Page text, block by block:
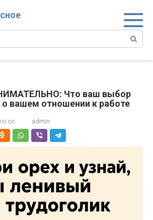
Что ваш выбор
о вашем отношении к работе
admin